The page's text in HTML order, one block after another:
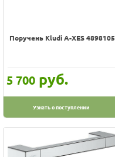
Поручень Kludi A-XES 4898105
5 700 руб.
Узнать о поступлении